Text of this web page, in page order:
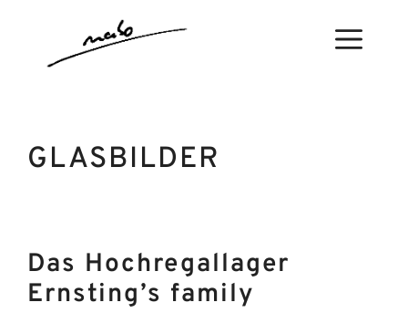
springen
Menü
GLASBILDER
Das Hochregallager
Ernsting’s family